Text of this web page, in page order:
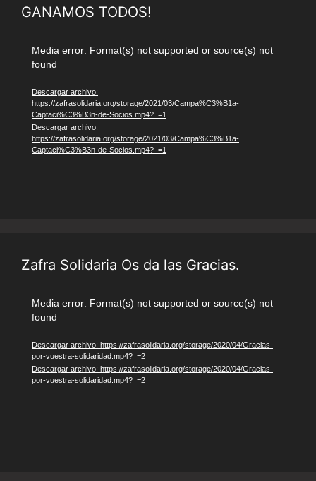
GANAMOS TODOS!
Reproductor
de
vídeo
Media error: Format(s) not supported or source(s) not
found
Descargar archivo:
https://zafrasolidaria.org/storage/2021/03/Campa%C3%B1a-
Captaci%C3%B3n-de-Socios.mp4?_=1
Descargar archivo:
https://zafrasolidaria.org/storage/2021/03/Campa%C3%B1a-
Captaci%C3%B3n-de-Socios.mp4?_=1
Zafra Solidaria Os da las Gracias.
Reproductor
de
vídeo
Media error: Format(s) not supported or source(s) not
found
Descargar archivo: https://zafrasolidaria.org/storage/2020/04/Gracias-
por-vuestra-solidaridad.mp4?_=2
Descargar archivo: https://zafrasolidaria.org/storage/2020/04/Gracias-
por-vuestra-solidaridad.mp4?_=2